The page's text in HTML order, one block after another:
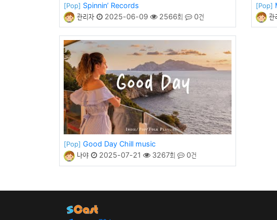
[Pop] Spinnin’ Records
관리자
2025-06-09 2566회 0건
[Pop]
관
[Pop] Good Day Chill music
나야
2025-07-21 3267회 0건